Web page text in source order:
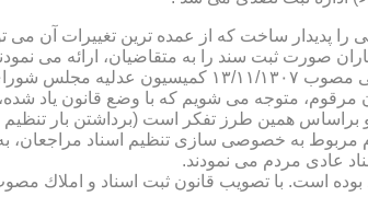
در ماده ۴۷ قانون سابق مندرج شده بود) تغییراتی را پدیدار ساخت كه از
صورت ثبت سند را به متقاضیان، ارائه می
دفترخانه های اسناد رسمی، به سال ۱۳۰۷ باز می گردد. مطابق ماده
مرقوم، متوجه می شویم كه با وضع قانون یاد
براساس همین طرز تفكر است (برداشتن بار
عادی مردم می نمودند.